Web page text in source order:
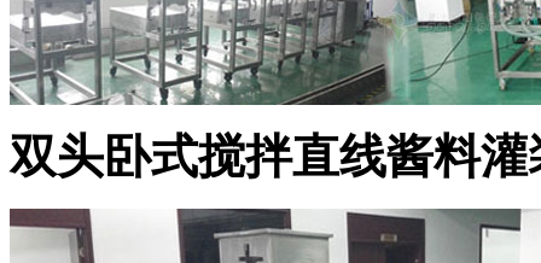
双头卧式搅拌直线酱料